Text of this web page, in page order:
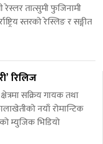
रेस्लर तात्सुमी फुजिनामी
स्तरको रेस्लिङ र सङ्गीत
रिलिज
सक्रिय गायक तथा
नयाँ रोमान्टिक
म्युजिक भिडियो